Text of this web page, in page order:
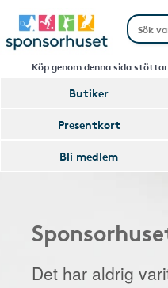
Köp genom denna sida stöttar
Butiker
Presentkort
Bli medlem
Det har aldrig